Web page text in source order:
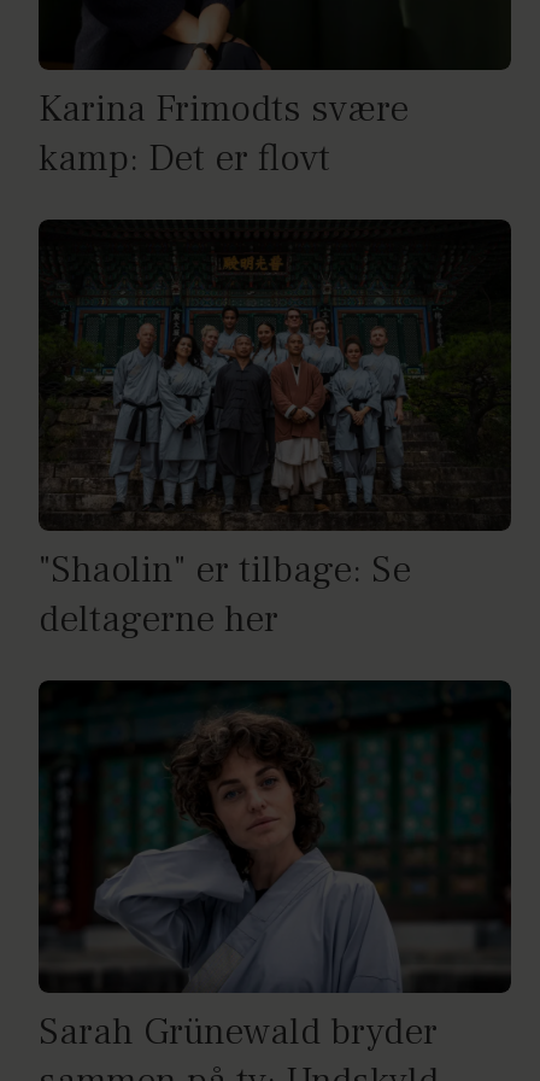
Karina Frimodts svære
kamp: Det er flovt
"Shaolin" er tilbage: Se
deltagerne her
Sarah Grünewald bryder